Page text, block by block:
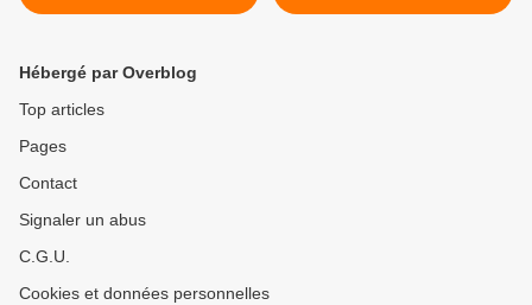
Langard par Roger Martin >
Hébergé par Overblog
Top articles
Pages
Contact
Signaler un abus
C.G.U.
Cookies et données personnelles